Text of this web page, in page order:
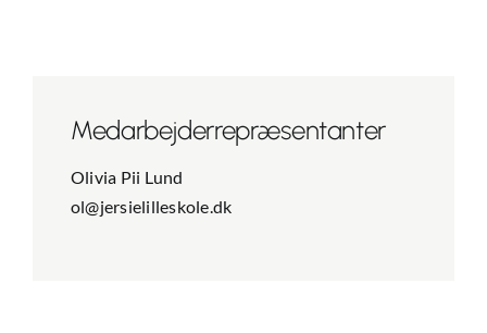
Medarbejder­repræsentanter
Olivia Pii Lund
ol@jersielilleskole.dk